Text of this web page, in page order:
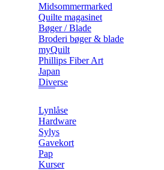
Midsommermarked
Quilte magasinet
Bøger / Blade
Broderi bøger & blade
myQuilt
Phillips Fiber Art
Japan
Diverse
Lynlåse
Hardware
Sylys
Gavekort
Pap
Kurser